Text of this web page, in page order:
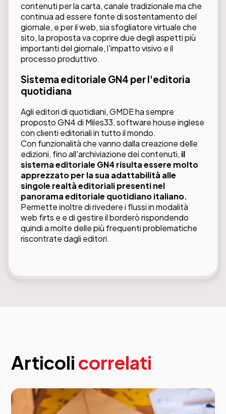
contenuti per la carta, canale tradizionale ma che
continua ad essere fonte di sostentamento del
giornale, e per il web, sia sfogliatore virtuale che
sito, la proposta va coprire due degli aspetti più
importanti del giornale, l'impatto visivo e il
processo produttivo.
Sistema editoriale GN4 per l'editoria
quotidiana
Agli editori di quotidiani, GMDE ha sempre
proposto GN4 di Miles33, software house inglese
con clienti editoriali in tutto il mondo.
Con funzionalità che vanno dalla creazione delle
edizioni, fino all'archiviazione dei contenuti, il
sistema editoriale GN4 risulta essere molto
apprezzato per la sua adattabilità alle
singole realtà editoriali presenti nel
panorama editoriale quotidiano italiano.
Permette inoltre di rivedere i flussi in modalità
web firts e e di gestire il borderò rispondendo
quindi a molte delle più frequenti problematiche
riscontrate dagli editori.
Articoli correlati